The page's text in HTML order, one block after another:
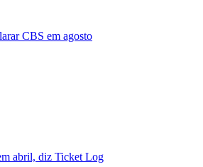
CBS em agosto
abril, diz Ticket Log